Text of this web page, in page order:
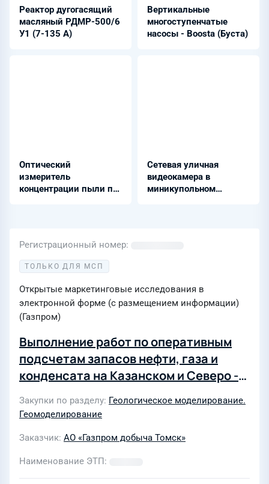
Реактор дугогасящий
масляный РДМР-500/6
У1 (7-135 А)
Вертикальные
многоступенчатые
насосы - Boosta (Буста)
Оптический
измеритель
концентрации пыли по
Сетевая уличная
видеокамера в
миникупольном
Регистрационный номер
ТОЛЬКО ДЛЯ МСП
Открытые маркетинговые исследования в
электронной форме (с размещением информации)
(Газпром)
Выполнение работ по оперативным
подсчетам запасов нефти, газа и
конденсата на Казанском и Северо -
области
Закупки по разделу Геологическое моделирование.
Геомоделирование
Заказчик АО «Газпром добыча Томск»
Наименование ЭТП